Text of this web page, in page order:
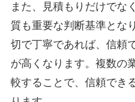
また、見積もりだけでな
質も重要な判断基準とな
切で丁寧であれば、信頼
が高くなります。複数の
較することで、信頼でき